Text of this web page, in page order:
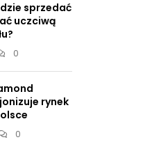
sprzedać
uczciwą
0
rynek
0